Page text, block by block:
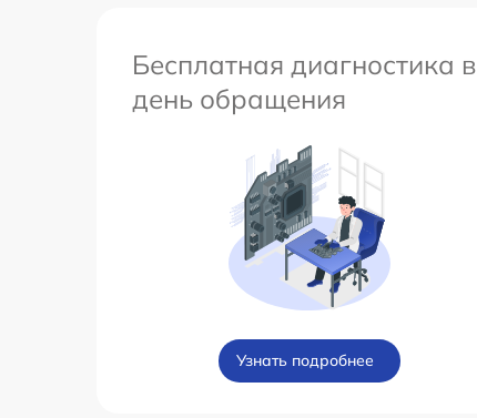
Бесплатная диагностика в
день обращения
Узнать подробнее